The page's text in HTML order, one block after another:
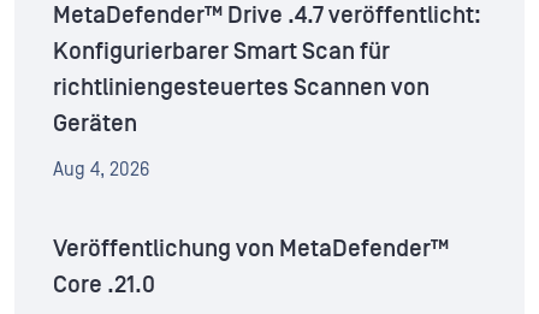
MetaDefender™ Drive .4.7 veröffentlicht:
Konfigurierbarer Smart Scan für
richtliniengesteuertes Scannen von
Geräten
Aug 4, 2026
Veröffentlichung von MetaDefender™
Core .21.0